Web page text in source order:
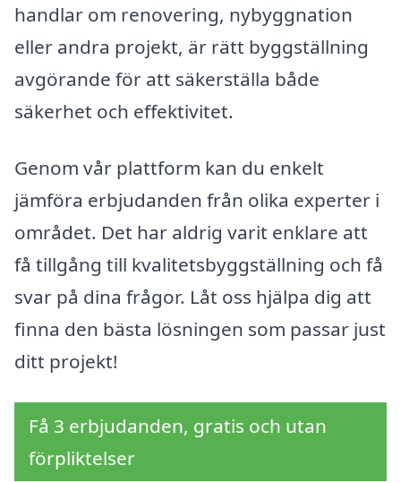
handlar om renovering, nybyggnation
eller andra projekt, är rätt byggställning
avgörande för att säkerställa både
säkerhet och effektivitet.
Genom vår plattform kan du enkelt
jämföra erbjudanden från olika experter i
området. Det har aldrig varit enklare att
få tillgång till kvalitetsbyggställning och få
svar på dina frågor. Låt oss hjälpa dig att
finna den bästa lösningen som passar just
ditt projekt!
Få 3 erbjudanden, gratis och utan
förpliktelser